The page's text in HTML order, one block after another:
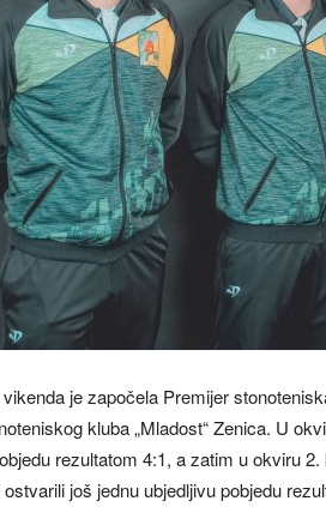
je započela Premijer
kluba „Mladost“ Zenica. U
rezultatom 4:1, a zatim u okviru
još jednu ubjedljivu pobjedu